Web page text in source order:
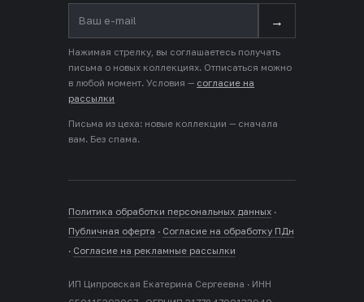
→
Нажимая стрелку, вы соглашаетесь получать
письма о новых коллекциях. Отписаться можно
в любой момент. Условия — согласие на
рассылки
Письма из цеха: новые коллекции — сначала
вам. Без спама.
Политика обработки персональных данных ·
Публичная оферта · Согласие на обработку ПДн
· Согласие на рекламные рассылки
ИП Ципровская Екатерина Сергеевна · ИНН